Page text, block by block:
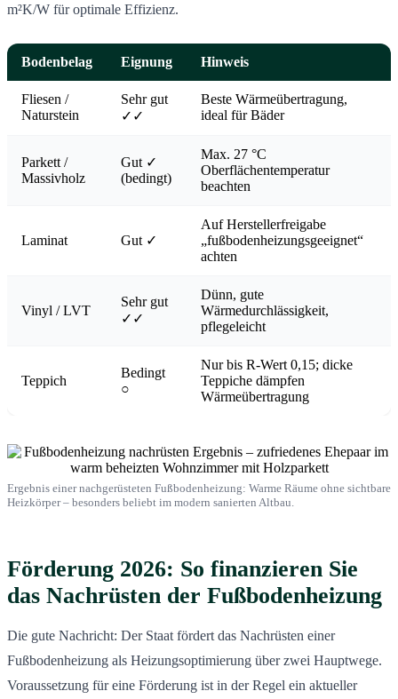
m²K/W für optimale Effizienz.
Bodenbelag Eignung Hinweis
Fliesen /
Naturstein
Sehr gut
✓✓
Beste Wärmeübertragung,
ideal für Bäder
Parkett /
Massivholz
Gut ✓
(bedingt)
Max. 27 °C
Oberflächentemperatur
beachten
Laminat Gut ✓
Auf Herstellerfreigabe
„fußbodenheizungsgeeignet“
achten
Vinyl / LVT
Sehr gut
✓✓
Dünn, gute
Wärmedurchlässigkeit,
pflegeleicht
Teppich
Bedingt
○
Nur bis R-Wert 0,15; dicke
Teppiche dämpfen
Wärmeübertragung
Ergebnis einer nachgerüsteten Fußbodenheizung: Warme Räume ohne sichtbare
Heizkörper – besonders beliebt im modern sanierten Altbau.
Förderung 2026: So finanzieren Sie
das Nachrüsten der Fußbodenheizung
Die gute Nachricht: Der Staat fördert das Nachrüsten einer
Fußbodenheizung als Heizungsoptimierung über zwei Hauptwege.
Voraussetzung für eine Förderung ist in der Regel ein aktueller